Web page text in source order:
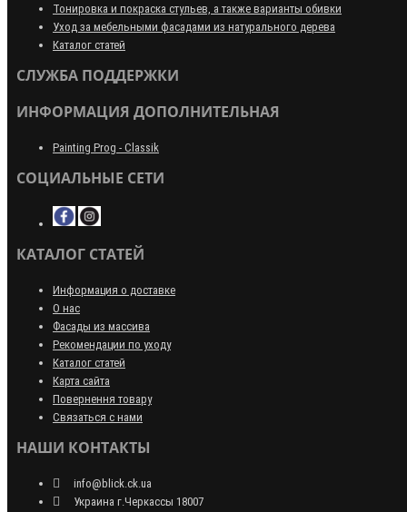
Тонировка и покраска стульев, а также варианты обивки
Уход за мебельными фасадами из натурального дерева
Каталог статей
СЛУЖБА ПОДДЕРЖКИ
ИНФОРМАЦИЯ ДОПОЛНИТЕЛЬНАЯ
Painting Prog - Classik
СОЦИАЛЬНЫЕ СЕТИ
КАТАЛОГ СТАТЕЙ
Информация о доставке
О нас
Фасады из массива
Рекомендации по уходу
Каталог статей
Карта сайта
Повернення товару
Связаться с нами
НАШИ КОНТАКТЫ
info@blick.ck.ua
Украина г.Черкассы 18007